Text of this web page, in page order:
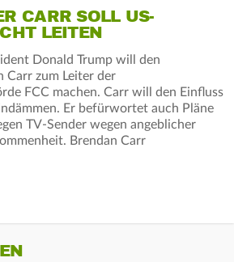
CARR SOLL US-
LEITEN
Donald Trump will den
Carr zum Leiter der
FCC machen. Carr will den Einfluss
Er befürwortet auch Pläne
TV-Sender wegen angeblicher
Brendan Carr